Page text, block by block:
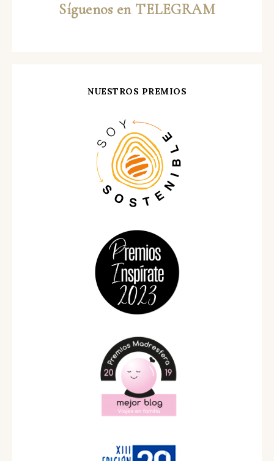
Síguenos en TELEGRAM
NUESTROS PREMIOS